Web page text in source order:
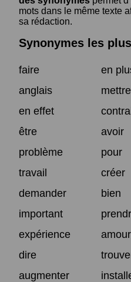
mots dans le même texte
sa rédaction.
Synonymes les
faire
en
anglais
mettre
en effet
être
avoir
problème
pour
travail
créer
demander
bien
important
expérience
amour
dire
augmenter